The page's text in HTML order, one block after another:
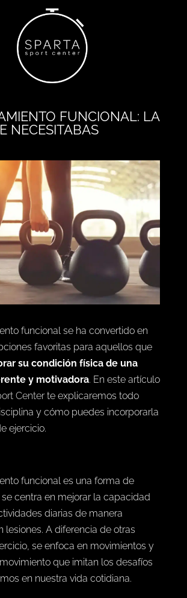
FUNCIONAL: LA
NECESITABAS
funcional se ha convertido en
favoritas para aquellos que
su condición física de una
y motivadora. En este artículo
Centerte explicaremos todo
y cómo puedes incorporarla
ejercicio.
funcional es una forma de
centra en mejorar la capacidad
diarias de manera
lesiones. A diferencia de otras
se enfoca en movimientos y
que imitan los desafíos
en nuestra vida cotidiana.